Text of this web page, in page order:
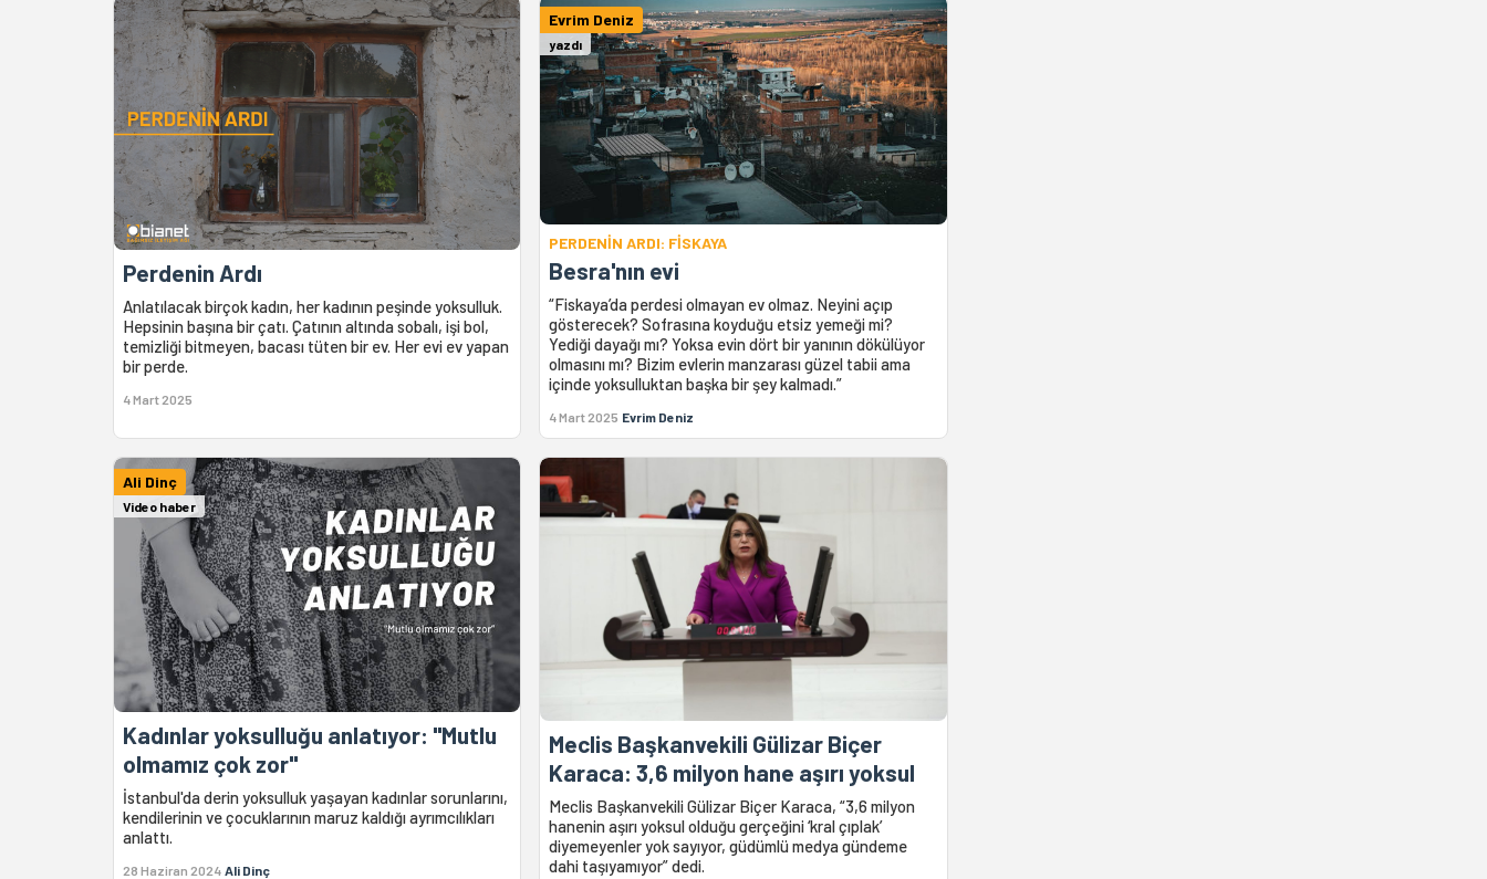
Perdenin Ardı
Anlatılacak birçok kadın, her kadının peşinde yoksulluk.
Hepsinin başına bir çatı. Çatının altında sobalı, işi bol,
temizliği bitmeyen, bacası tüten bir ev. Her evi ev yapan
bir perde.
4 Mart 2025
Evrim Deniz
yazdı
PERDENİN ARDI: FİSKAYA
Besra'nın evi
“Fiskaya’da perdesi olmayan ev olmaz. Neyini açıp
gösterecek? Sofrasına koyduğu etsiz yemeği mi?
Yediği dayağı mı? Yoksa evin dört bir yanının dökülüyor
olmasını mı? Bizim evlerin manzarası güzel tabii ama
içinde yoksulluktan başka bir şey kalmadı.”
4 Mart 2025 Evrim Deniz
Ali Dinç
Video haber
Kadınlar yoksulluğu anlatıyor: "Mutlu
olmamız çok zor"
İstanbul'da derin yoksulluk yaşayan kadınlar sorunlarını,
kendilerinin ve çocuklarının maruz kaldığı ayrımcılıkları
anlattı.
28 Haziran 2024 Ali Dinç
Meclis Başkanvekili Gülizar Biçer
Karaca: 3,6 milyon hane aşırı yoksul
Meclis Başkanvekili Gülizar Biçer Karaca, “3,6 milyon
hanenin aşırı yoksul olduğu gerçeğini ‘kral çıplak’
diyemeyenler yok sayıyor, güdümlü medya gündeme
dahi taşıyamıyor” dedi.